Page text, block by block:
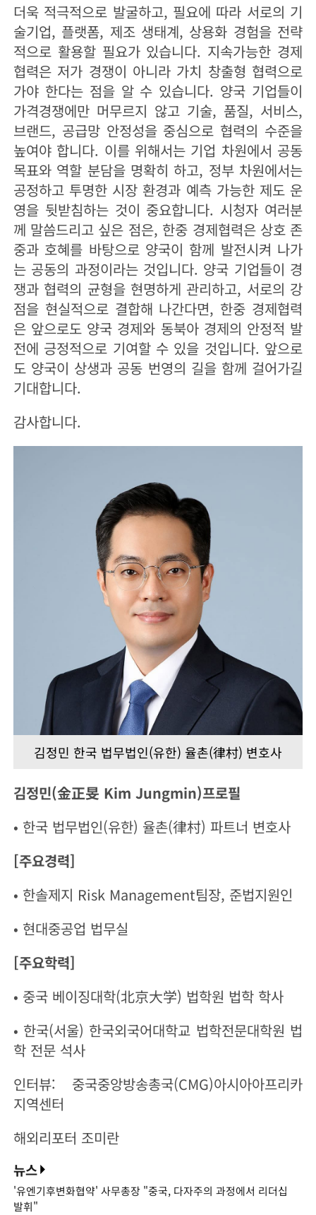
더욱 적극적으로 발굴하고, 필요에 따라 서로의 기
술기업, 플랫폼, 제조 생태계, 상용화 경험을 전략
적으로 활용할 필요가 있습니다. 지속가능한 경제
협력은 저가 경쟁이 아니라 가치 창출형 협력으로
가야 한다는 점을 알 수 있습니다. 양국 기업들이
가격경쟁에만 머무르지 않고 기술, 품질, 서비스,
브랜드, 공급망 안정성을 중심으로 협력의 수준을
높여야 합니다. 이를 위해서는 기업 차원에서 공동
목표와 역할 분담을 명확히 하고, 정부 차원에서는
공정하고 투명한 시장 환경과 예측 가능한 제도 운
영을 뒷받침하는 것이 중요합니다. 시청자 여러분
께 말씀드리고 싶은 점은, 한중 경제협력은 상호 존
중과 호혜를 바탕으로 양국이 함께 발전시켜 나가
는 공동의 과정이라는 것입니다. 양국 기업들이 경
쟁과 협력의 균형을 현명하게 관리하고, 서로의 강
점을 현실적으로 결합해 나간다면, 한중 경제협력
은 앞으로도 양국 경제와 동북아 경제의 안정적 발
전에 긍정적으로 기여할 수 있을 것입니다. 앞으로
도 양국이 상생과 공동 번영의 길을 함께 걸어가길
기대합니다.
감사합니다.
김정민 한국 법무법인(유한) 율촌(律村) 변호사
김정민(金正旻 Kim Jungmin)프로필
• 한국 법무법인(유한) 율촌(律村) 파트너 변호사
[주요경력]
• 한솔제지 Risk Management팀장, 준법지원인
• 현대중공업 법무실
[주요학력]
• 중국 베이징대학(北京大学) 법학원 법학 학사
• 한국(서울) 한국외국어대학교 법학전문대학원 법
학 전문 석사
인터뷰: 중국중앙방송총국(CMG)아시아아프리카
지역센터
해외리포터 조미란
뉴스
'유엔기후변화협약' 사무총장 "중국, 다자주의 과정에서 리더십
발휘"